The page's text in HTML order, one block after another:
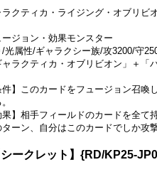
ラクティカ・ライジング・オブリビ
ージョン・効果モンスター
/光属性/ギャラクシー族/攻3200/守
ャラクティカ・オブリビオン」＋「
件】このカードをフュージョン召
果】相手フィールドのカードを全て
ターン、自分はこのカードでしか攻
ークレット】{RD/KP25-